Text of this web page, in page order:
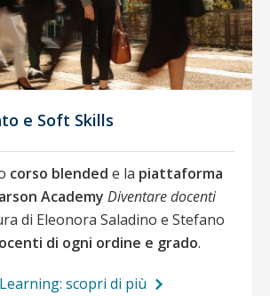
e Soft Skills
corso blended e la piattaforma
Academy Diventare docenti
di Eleonora Saladino e Stefano
di ogni ordine e grado.
scopri di più